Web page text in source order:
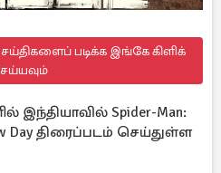
படிக்க இங்கே கிளிக்
இந்தியாவில் Spider-Man:
Day திரைப்படம் செய்துள்ள